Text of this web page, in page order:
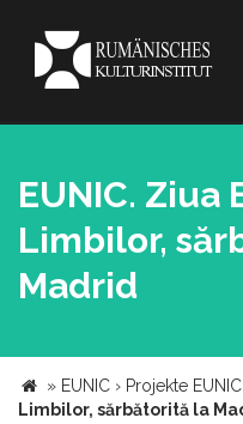
EUNIC. Ziua
Limbilor,
Madrid
» EUNIC › Projekte EUNIC
Limbilor, sărbătorită la